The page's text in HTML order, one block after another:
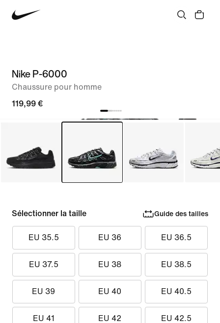
Nike P-6000
Chaussure pour homme
119,99 €
Sélectionner la taille Guide des tailles
EU 35.5 EU 36 EU 36.5
EU 37.5 EU 38 EU 38.5
EU 39 EU 40 EU 40.5
EU 41 EU 42 EU 42.5